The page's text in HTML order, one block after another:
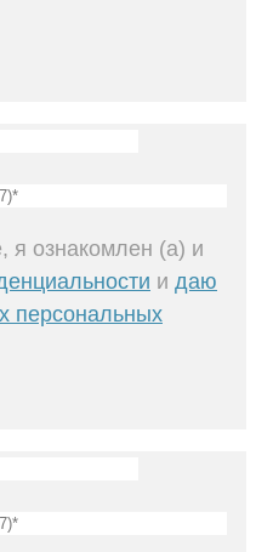
я ознакомлен (а) и
и даю
персональных